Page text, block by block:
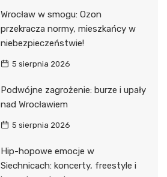
Wrocław w smogu: Ozon
przekracza normy, mieszkańcy w
niebezpieczeństwie!
5 sierpnia 2026
Podwójne zagrożenie: burze i upały
nad Wrocławiem
5 sierpnia 2026
Hip-hopowe emocje w
Siechnicach: koncerty, freestyle i